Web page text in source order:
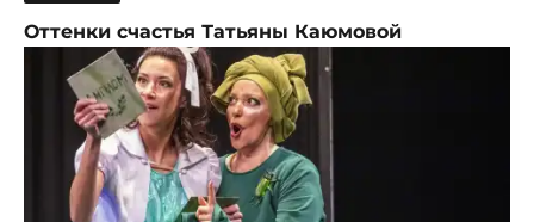
Оттенки счастья Татьяны Каюмовой